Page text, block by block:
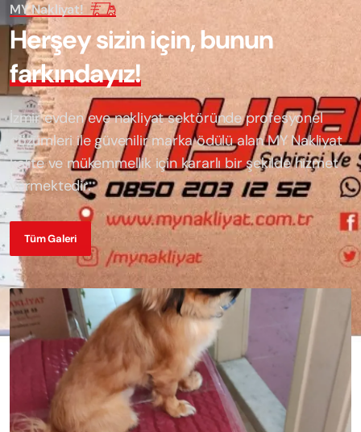
MY Nakliyat!
Herşeysiziniçin,bunun
farkındayız!
İzmir evden eve nakliyat sektöründe profesyonel
çözümleri ile güvenilir marka ödülü alanMY Nakliyat
kalite ve mükemmellik için kararlı bir şekilde hizmet
vermektedir.
Tüm Galeri